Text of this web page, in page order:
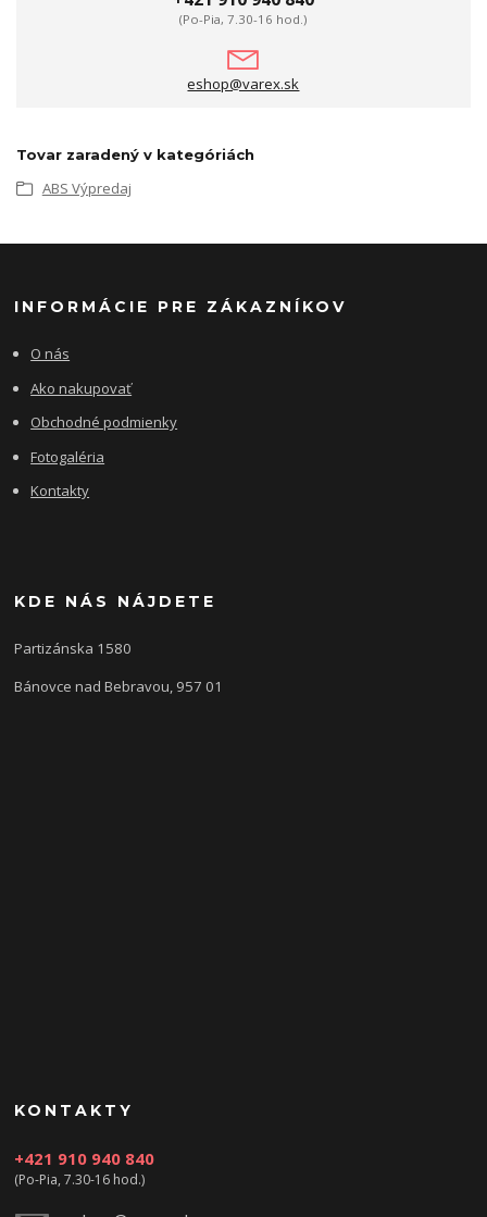
(Po-Pia, 7.30-16 hod.)
eshop@varex.sk
Tovar zaradený v kategóriách
ABS Výpredaj
INFORMÁCIE PRE ZÁKAZNÍKOV
O nás
Ako nakupovať
Obchodné podmienky
Fotogaléria
Kontakty
KDE NÁS NÁJDETE
Partizánska 1580
Bánovce nad Bebravou, 957 01
KONTAKTY
+421 910 940 840
(Po-Pia, 7.30-16 hod.)